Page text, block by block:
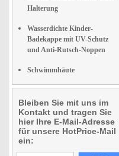
Halterung
Wasserdichte Kinder-
Badekappe mit UV-Schutz
und Anti-Rutsch-Noppen
Schwimmhäute
Bleiben Sie mit uns im
Kontakt und tragen Sie
hier Ihre E-Mail-Adresse
für unsere HotPrice-Mail
ein: